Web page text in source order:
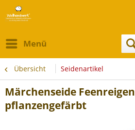
Menü
Übersicht Seidenartikel
Märchenseide Feenreigen
pflanzengefärbt